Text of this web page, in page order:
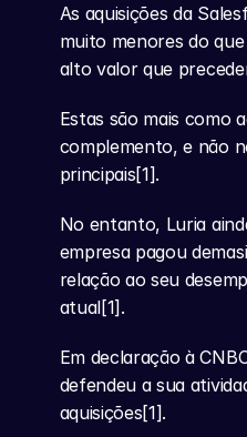
As aquisições da
muito menores do
alto valor que
Estas são mais como
complemento, e não
principais[1].
No entanto, Luria
empresa pagou
relação ao seu
atual[1].
Em declaração à
defendeu a sua
aquisições[1].